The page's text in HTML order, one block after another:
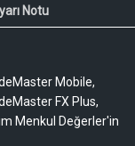
Notu
Mobile,
FX Plus,
Menkul Değerler'in